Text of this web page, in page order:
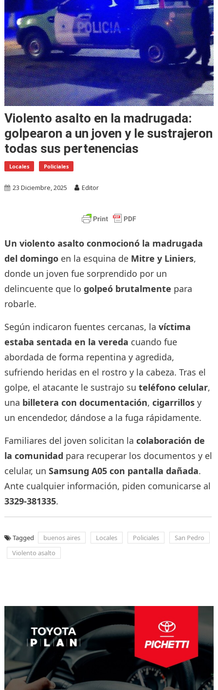
Violento asalto en la madrugada:
golpearon a un joven y le sustrajeron
todas sus pertenencias
Locales Policiales
23 Diciembre, 2025 Editor
Un violento asalto conmocionó la madrugada
del domingoen la esquina de Mitre y Liniers,
donde un joven fue sorprendido por un
delincuente que lo golpeó brutalmente para
robarle.
Según indicaron fuentes cercanas, la víctima
estaba sentada en la vereda cuando fue
abordada de forma repentina y agredida,
sufriendo heridas en el rostro y la cabeza. Tras el
golpe, el atacante le sustrajo su teléfono celular,
una billetera con documentación, cigarrillosy
un encendedor, dándose a la fuga rápidamente.
Familiares del joven solicitan la colaboración de
la comunidad para recuperar los documentos y el
celular, un Samsung A05 con pantalla dañada.
Ante cualquier información, piden comunicarse al
3329-381335.
Tagged buenos aires Locales Policiales
San Pedro
Violento asalto
entradas